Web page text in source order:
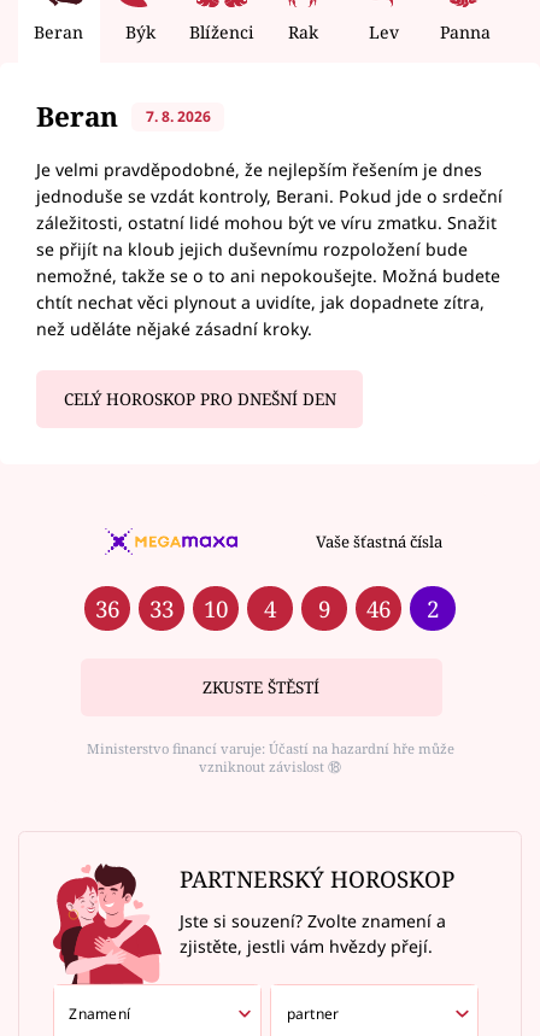
Beran Býk Blíženci Rak Lev Panna
Beran 7. 8. 2026
Je velmi pravděpodobné, že nejlepším řešením je dnes
jednoduše se vzdát kontroly, Berani. Pokud jde o srdeční
záležitosti, ostatní lidé mohou být ve víru zmatku. Snažit
se přijít na kloub jejich duševnímu rozpoložení bude
nemožné, takže se o to ani nepokoušejte. Možná budete
chtít nechat věci plynout a uvidíte, jak dopadnete zítra,
než uděláte nějaké zásadní kroky.
CELÝ HOROSKOP PRO DNEŠNÍ DEN
Vaše šťastná čísla
36 33 10 4 9 46 2
ZKUSTE ŠTĚSTÍ
Ministerstvo financí varuje: Účastí na hazardní hře může
vzniknout závislost ⑱
PARTNERSKÝ HOROSKOP
Jste si souzení? Zvolte znamení a
zjistěte, jestli vám hvězdy přejí.